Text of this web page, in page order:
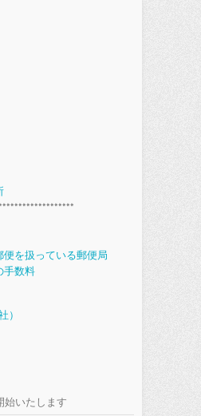
を扱っている郵便局
手数料
）
始いたします